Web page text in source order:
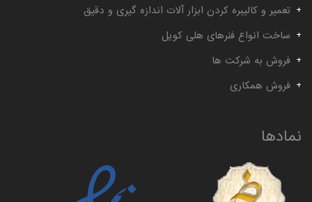
تعمیر و کالیبره کردن ابزار آلات اندازه گیری و دقیق
ساخت انواع فنرهای هلی کویل
فروش به شرکت ها
فروش همکاری
نمادها